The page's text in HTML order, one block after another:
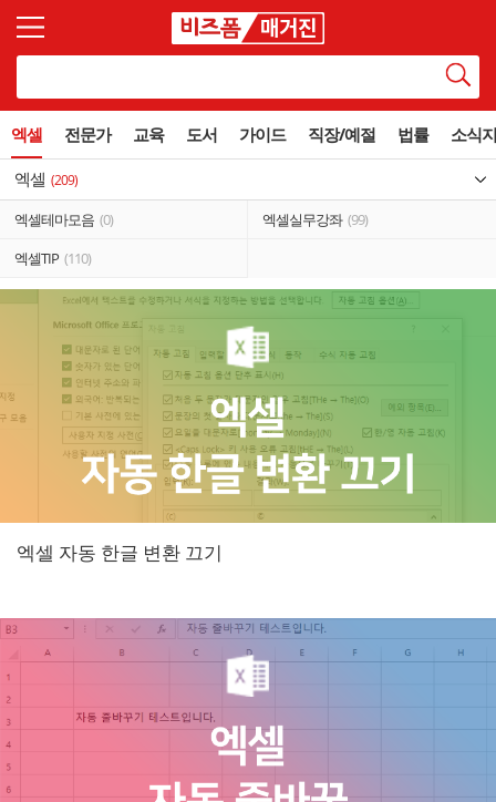
엑셀 전문가 교육 도서 가이드 직장/예절 법률 소식지
엑셀 (209)
엑셀테마모음 (0) 엑셀실무강좌 (99)
엑셀TIP (110)
엑셀 자동 한글 변환 끄기